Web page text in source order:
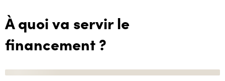
À quoi va servir le
financement ?